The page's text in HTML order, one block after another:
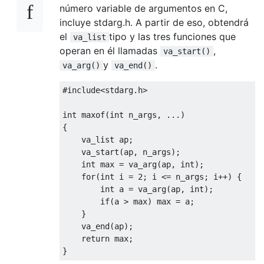
número variable de argumentos en C,
incluye stdarg.h. A partir de eso, obtendrá
el
va_list tipo y las tres funciones que
operan en él llamadas
va_start() ,
va_arg() y va_end() .
#include<stdarg.h>
int maxof(int n_args ,
...)
{
    va_list ap
;
    va_start
(ap, n_args);
int max = va_arg(ap, int);
for(int i = 2 ; i <= n_args ; i++)
{
int a = va_arg(ap, int);
if(a > max) max = a;
}
    va_end
(ap);
return max;
}